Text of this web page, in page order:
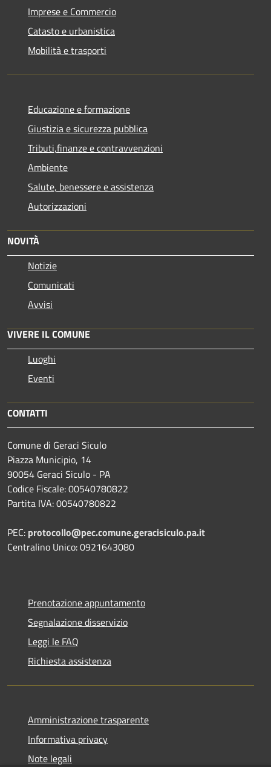
Imprese e Commercio
Catasto e urbanistica
Mobilità e trasporti
Educazione e formazione
Giustizia e sicurezza pubblica
Tributi,finanze e contravvenzioni
Ambiente
Salute, benessere e assistenza
Autorizzazioni
NOVITÀ
Notizie
Comunicati
Avvisi
VIVERE IL COMUNE
Luoghi
Eventi
CONTATTI
Comune di Geraci Siculo
Piazza Municipio, 14
90054 Geraci Siculo - PA
Codice Fiscale: 00540780822
Partita IVA: 00540780822
PEC: protocollo@pec.comune.geracisiculo.pa.it
Centralino Unico: 0921643080
Prenotazione appuntamento
Segnalazione disservizio
Leggi le FAQ
Richiesta assistenza
Amministrazione trasparente
Informativa privacy
Note legali